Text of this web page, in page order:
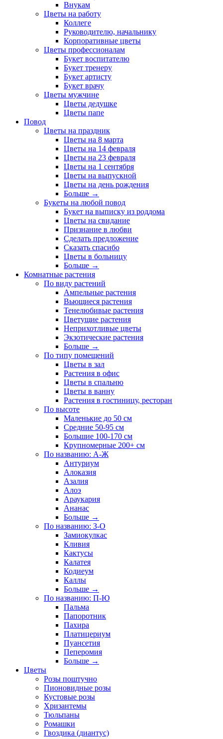
Внукам
Цветы на работу
Коллеге
Руководителю, начальнику
Корпоративные цветы
Цветы профессионалам
Букет воспитателю
Букет тренеру
Букет артисту
Букет врачу
Цветы мужчине
Цветы дедушке
Цветы папе
Повод
Цветы на праздник
Цветы на 8 марта
Цветы на 14 февраля
Цветы на 23 февраля
Цветы на 1 сентября
Цветы на выпускной
Цветы на день рождения
Больше →
Букеты на любой повод
Букет на выписку из роддома
Цветы на свидание
Признание в любви
Сделать предложение
Сказать спасибо
Цветы в больницу
Больше →
Комнатные растения
По виду растений
Ампельные растения
Вьющиеся растения
Тенелюбивые растения
Цветущие растения
Неприхотливые цветы
Экзотические растения
Больше →
По типу помещений
Цветы в зал
Растения в офис
Цветы в спальню
Цветы в ванну
Растения в гостиницу, ресторан
По высоте
Маленькие до 50 см
Средние 50-95 см
Большие 100-170 см
Крупномерные 200+ см
По названию: А-Ж
Антуриум
Алоказия
Азалия
Алоэ
Араукария
Ананас
Больше →
По названию: З-О
Замиокулкас
Кливия
Кактусы
Калатея
Кодиеум
Каллы
Больше →
По названию: П-Ю
Пальма
Папоротник
Пахира
Платицериум
Пуансетия
Пеперомия
Больше →
Цветы
Розы поштучно
Пионовидные розы
Кустовые розы
Хризантемы
Тюльпаны
Ромашки
Гвоздика (диантус)